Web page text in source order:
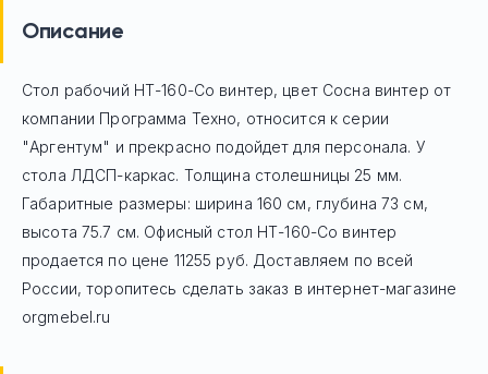
Описание
Стол рабочий НТ-160-Со винтер, цвет Сосна винтер от
компании Программа Техно, относится к серии
"Аргентум" и прекрасно подойдет для персонала. У
стола ЛДСП-каркас. Толщина столешницы 25 мм.
Габаритные размеры: ширина 160 см, глубина 73 см,
высота 75.7 см. Офисный стол НТ-160-Со винтер
продается по цене 11255 руб. Доставляем по всей
России, торопитесь сделать заказ в интернет-магазине
orgmebel.ru